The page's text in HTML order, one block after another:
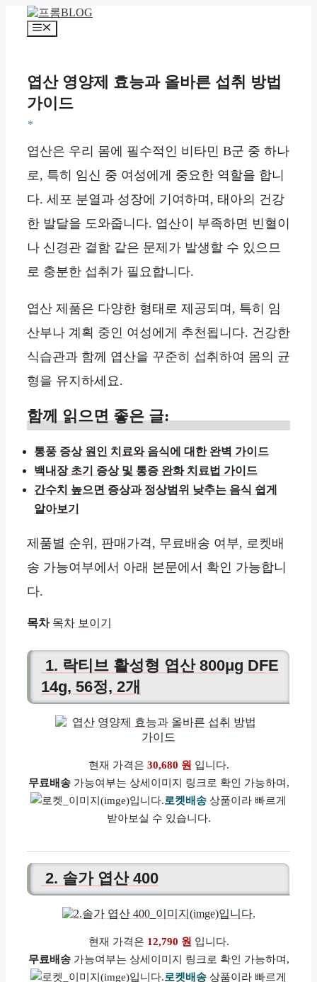
메
엽산 영양제 효능과 올바른 섭취 방법
가이드
*
엽산은 우리 몸에 필수적인 비타민 B군 중 하나
로, 특히 임신 중 여성에게 중요한 역할을 합니
다. 세포 분열과 성장에 기여하며, 태아의 건강
한 발달을 도와줍니다. 엽산이 부족하면 빈혈이
나 신경관 결함 같은 문제가 발생할 수 있으므
로 충분한 섭취가 필요합니다.
엽산 제품은 다양한 형태로 제공되며, 특히 임
산부나 계획 중인 여성에게 추천됩니다. 건강한
식습관과 함께 엽산을 꾸준히 섭취하여 몸의 균
형을 유지하세요.
함께 읽으면 좋은 글:
통풍 증상 원인 치료와 음식에 대한 완벽 가이드
백내장 초기 증상 및 통증 완화 치료법 가이드
간수치 높으면 증상과 정상범위 낮추는 음식 쉽게
알아보기
제품별 순위, 판매가격, 무료배송 여부, 로켓배
송 가능여부에서 아래 본문에서 확인 가능합니
다.
목차 목차 보이기
1. 락티브 활성형 엽산 800μg DFE
14g, 56정, 2개
현재 가격은 30,680 원 입니다.
무료배송가능여부는 상세이미지 링크로 확인 가능하며,
로켓배송 상품이라 빠르게
받아보실 수 있습니다.
2. 솔가 엽산 400
현재 가격은 12,790 원 입니다.
무료배송가능여부는 상세이미지 링크로 확인 가능하며,
로켓배송 상품이라 빠르게